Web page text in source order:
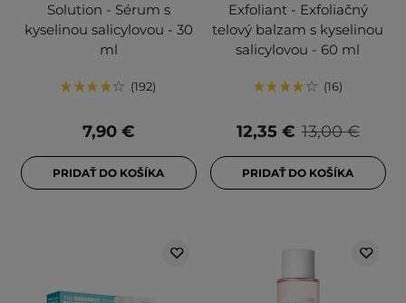
Solution - Sérum s
kyselinou salicylovou - 30
ml
192
7,90 €
PRIDAŤ DO KOŠÍKA
Exfoliant - Exfoliačný
telový balzam s kyselinou
salicylovou - 60 ml
16
13,00 €
12,35 €
PRIDAŤ DO KOŠÍKA